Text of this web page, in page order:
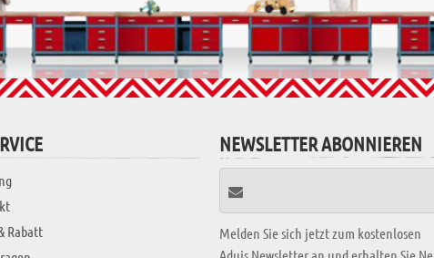
Rabatt
NEWSLETTER ABONNIEREN
Melden Sie sich jetzt zum kostenlosen